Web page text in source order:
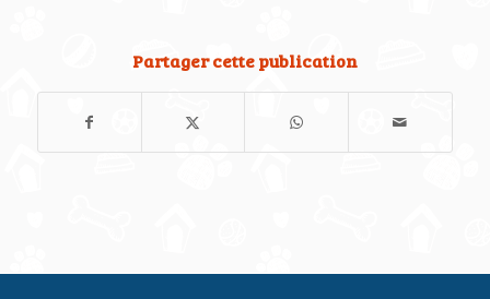
Partager cette publication